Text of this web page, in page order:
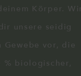
Körper. Wir
unsere seidig
Gewebe vor, die
% biologischer,